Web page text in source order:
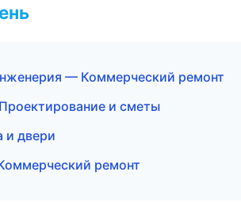
— Коммерческий ремонт
и сметы
и двери
ремонт